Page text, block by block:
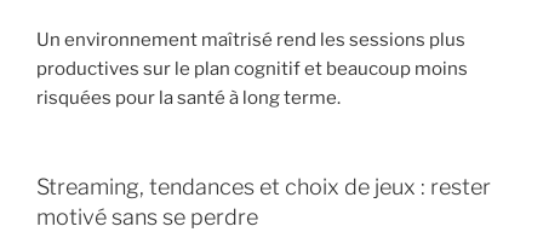
Un environnement maîtrisé rend les sessions plus
productives sur le plan cognitif et beaucoup moins
risquées pour la santé à long terme.
Streaming, tendances et choix de jeux : rester
motivé sans se perdre